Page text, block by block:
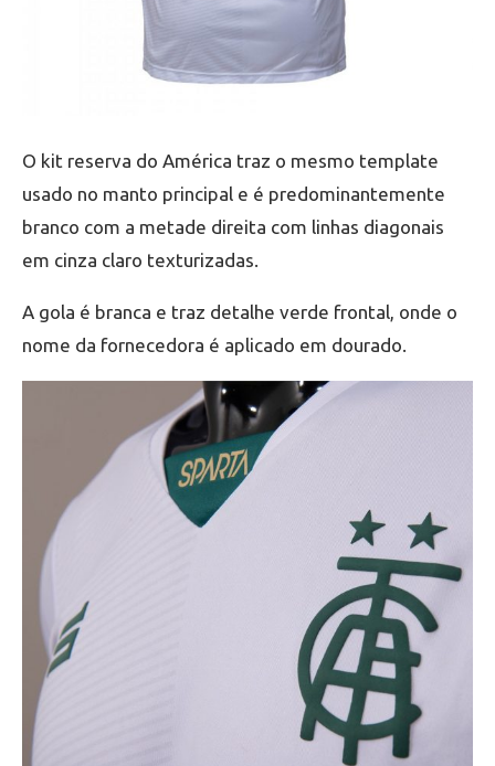
O kit reserva do América traz o mesmo template
usado no manto principal e é predominantemente
branco com a metade direita com linhas diagonais
em cinza claro texturizadas.
A gola é branca e traz detalhe verde frontal, onde o
nome da fornecedora é aplicado em dourado.